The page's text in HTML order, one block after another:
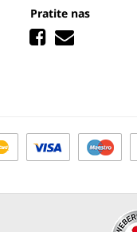
Pratite nas